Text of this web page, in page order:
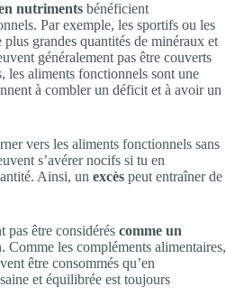
nutriments bénéficient
Par exemple, les sportifs ou les
grandes quantités de minéraux et
généralement pas être couverts
les aliments fonctionnels sont une
à combler un déficit et à avoir un
vers les aliments fonctionnels sans
s’avérer nocifs si tu en
Ainsi, un excès peut entraîner de
pas être considérés comme un
Comme les compléments alimentaires,
être consommés qu’en
et équilibrée est toujours